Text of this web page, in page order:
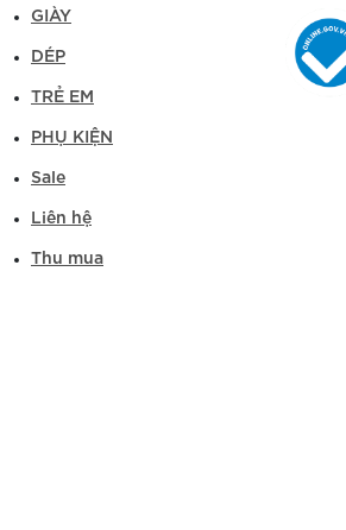
GIÀY
DÉP
TRẺ EM
PHỤ KIỆN
Sale
Liên hệ
Thu mua